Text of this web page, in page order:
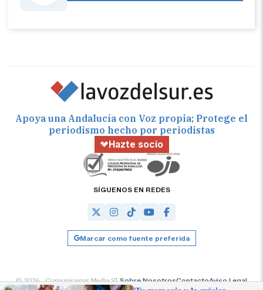
Apoya una Andalucía con Voz propia; Protege el
periodismo hecho por periodistas
Hazte socio
SÍGUENOS EN REDES
Marcar como fuente preferida
© 2026 Comunicasur Media SLSobre NosotrosContactoAviso Legal